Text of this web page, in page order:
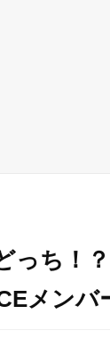
っち！
メンバ